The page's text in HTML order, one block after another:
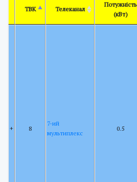
ТВК Телеканал
Потужність
(кВт)
+ 8
7-ий
мультиплекс
0.5